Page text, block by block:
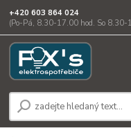
+420 603 864 024
(Po-Pá, 8.30-17.00 hod. So 8.30-